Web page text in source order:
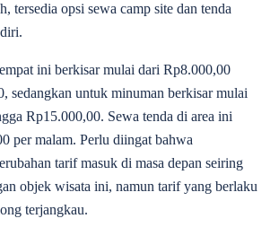
tersedia opsi sewa camp site dan tenda
ini berkisar mulai dari Rp8.000,00
sedangkan untuk minuman berkisar mulai
Rp15.000,00. Sewa tenda di area ini
per malam. Perlu diingat bahwa
tarif masuk di masa depan seiring
objek wisata ini, namun tarif yang berlaku
terjangkau.